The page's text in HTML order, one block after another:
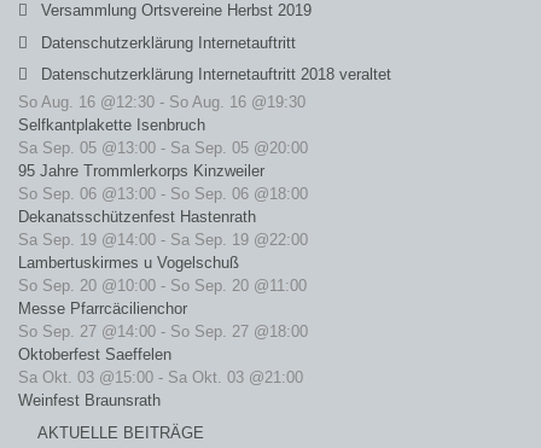
Versammlung Ortsvereine Herbst 2019
Datenschutzerklärung Internetauftritt
Datenschutzerklärung Internetauftritt 2018 veraltet
So Aug. 16 @12:30 - So Aug. 16 @19:30
Selfkantplakette Isenbruch
Sa Sep. 05 @13:00 - Sa Sep. 05 @20:00
95 Jahre Trommlerkorps Kinzweiler
So Sep. 06 @13:00 - So Sep. 06 @18:00
Dekanatsschützenfest Hastenrath
Sa Sep. 19 @14:00 - Sa Sep. 19 @22:00
Lambertuskirmes u Vogelschuß
So Sep. 20 @10:00 - So Sep. 20 @11:00
Messe Pfarrcäcilienchor
So Sep. 27 @14:00 - So Sep. 27 @18:00
Oktoberfest Saeffelen
Sa Okt. 03 @15:00 - Sa Okt. 03 @21:00
Weinfest Braunsrath
AKTUELLE BEITRÄGE